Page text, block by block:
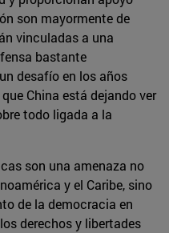
son mayormente de
vinculadas a una
bastante
desafío en los años
China está dejando ver
todo ligada a la
son una amenaza no
y el Caribe, sino
de la democracia en
derechos y libertades